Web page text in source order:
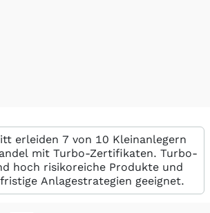
erleiden 7 von 10 Kleinanlegern
mit Turbo-Zertifikaten. Turbo-
hoch risikoreiche Produkte und
Anlagestrategien geeignet.